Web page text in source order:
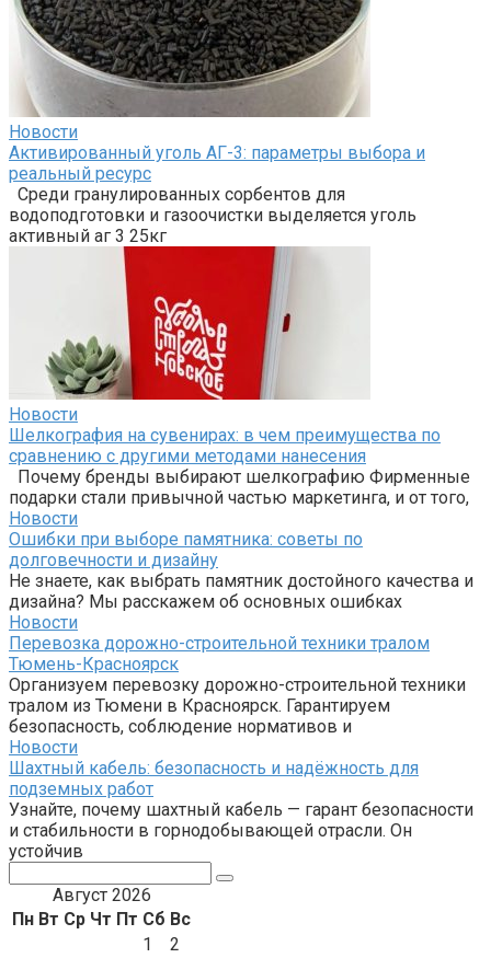
Новости
Активированный уголь АГ-3: параметры выбора и
реальный ресурс
Среди гранулированных сорбентов для
водоподготовки и газоочистки выделяется уголь
активный аг 3 25кг
Новости
Шелкография на сувенирах: в чем преимущества по
сравнению с другими методами нанесения
Почему бренды выбирают шелкографию Фирменные
подарки стали привычной частью маркетинга, и от того,
Новости
Ошибки при выборе памятника: советы по
долговечности и дизайну
Не знаете, как выбрать памятник достойного качества и
дизайна? Мы расскажем об основных ошибках
Новости
Перевозка дорожно-строительной техники тралом
Тюмень-Красноярск
Организуем перевозку дорожно-строительной техники
тралом из Тюмени в Красноярск. Гарантируем
безопасность, соблюдение нормативов и
Новости
Шахтный кабель: безопасность и надёжность для
подземных работ
Узнайте, почему шахтный кабель — гарант безопасности
и стабильности в горнодобывающей отрасли. Он
устойчив
Август 2026
Пн Вт Ср Чт Пт Сб Вс
1
2